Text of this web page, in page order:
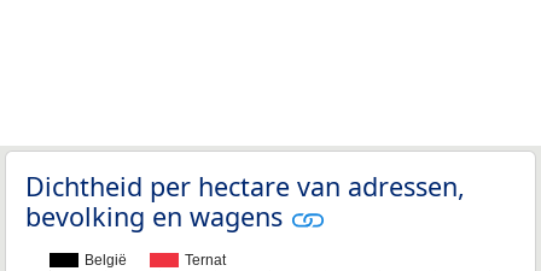
Dichtheid per hectare van adressen,
bevolking en wagens
België Ternat